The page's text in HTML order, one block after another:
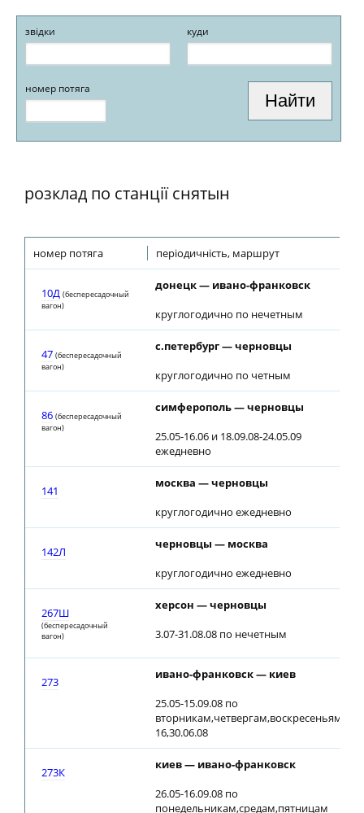
звідки куди
номер потяга
розклад по станції снятын
номер потяга періодичність, маршрут
10Д (беспересадочный
вагон)
донецк — ивано-франковск
круглогодично по нечетным
47 (беспересадочный
вагон)
с.петербург — черновцы
круглогодично по четным
86 (беспересадочный
вагон)
симферополь — черновцы
25.05-16.06 и 18.09.08-24.05.09
ежедневно
141
москва — черновцы
круглогодично ежедневно
142Л
черновцы — москва
круглогодично ежедневно
267Ш
(беспересадочный
вагон)
херсон — черновцы
3.07-31.08.08 по нечетным
273
ивано-франковск — киев
25.05-15.09.08 по
вторникам,четвергам,воскресеньям;
16,30.06.08
273К
киев — ивано-франковск
26.05-16.09.08 по
понедельникам,средам,пятницам